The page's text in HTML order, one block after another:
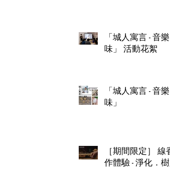
「城人寓言 - 音樂
味」 活動花絮
「城人寓言 - 音樂
味」​
［期間限定］ 線
作體驗 - 淨化．樹